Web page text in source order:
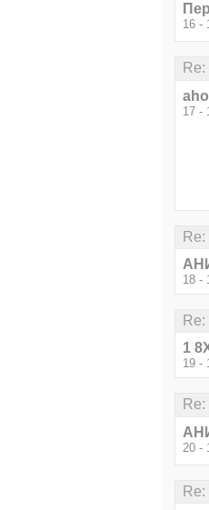
16 -
17 -
18 -
1
19 -
20 -